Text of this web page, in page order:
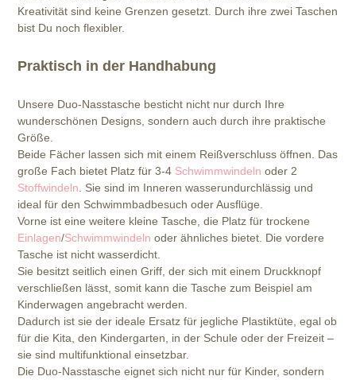
Kreativität sind keine Grenzen gesetzt. Durch ihre zwei Taschen
bist Du noch flexibler.
Praktisch in der Handhabung
Unsere Duo-Nasstasche besticht nicht nur durch Ihre
wunderschönen Designs, sondern auch durch ihre praktische
Größe.
Beide Fächer lassen sich mit einem Reißverschluss öffnen. Das
große Fach bietet Platz für 3-4 Schwimmwindeln oder 2
Stoffwindeln . Sie sind im Inneren wasserundurchlässig und
ideal für den Schwimmbadbesuch oder Ausflüge.
Vorne ist eine weitere kleine Tasche, die Platz für trockene
Einlagen/Schwimmwindeln oder ähnliches bietet. Die vordere
Tasche ist nicht wasserdicht.
Sie besitzt seitlich einen Griff, der sich mit einem Druckknopf
verschließen lässt, somit kann die Tasche zum Beispiel am
Kinderwagen angebracht werden.
Dadurch ist sie der ideale Ersatz für jegliche Plastiktüte, egal ob
für die Kita, den Kindergarten, in der Schule oder der Freizeit –
sie sind multifunktional einsetzbar.
Die Duo-Nasstasche eignet sich nicht nur für Kinder, sondern